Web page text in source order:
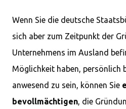
Wenn Sie die deutsche
sich aber zum Zeitpunkt der
Unternehmens im Ausland
Möglichkeit haben, persönlich
anwesend zu sein, können Sie
bevollmächtigen, die